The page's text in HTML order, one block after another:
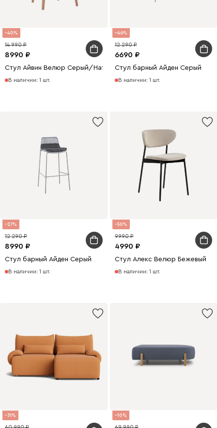
40
8990
14 990
Стул Айвин Велюр Серый/Натуральный
В наличии: 1 шт.
46
6690
12 290
Стул барный Айден Серый
В наличии: 1 шт.
27
8990
12 290
Стул барный Айден Серый
В наличии: 1 шт.
50
4990
9990
Стул Алекс Велюр Бежевый
В наличии: 1 шт.
31 10